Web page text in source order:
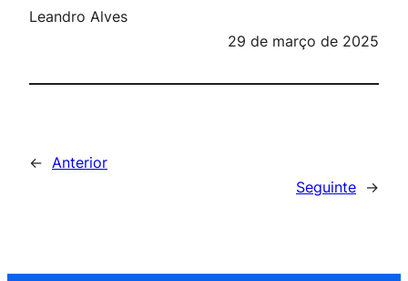
Leandro Alves
29 de março de 2025
← Anterior
Seguinte →